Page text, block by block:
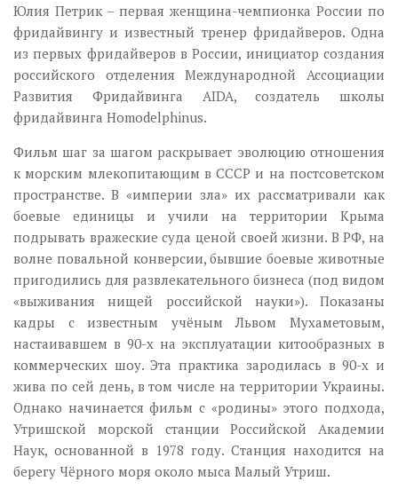
Юлия Петрик – первая женщина-чемпионка России по
фридайвингу и известный тренер фридайверов. Одна
из первых фридайверов в России, инициатор создания
российского отделения Международной Ассоциации
Развития Фридайвинга AIDA, создатель школы
фридайвинга Homodelphinus.
Фильм шаг за шагом раскрывает эволюцию отношения
к морским млекопитающим в СССР и на постсоветском
пространстве. В «империи зла» их рассматривали как
боевые единицы и учили на территории Крыма
подрывать вражеские суда ценой своей жизни. В РФ, на
волне повальной конверсии, бывшие боевые животные
пригодились для развлекательного бизнеса (под видом
«выживания нищей российской науки»). Показаны
кадры с известным учёным Львом Мухаметовым,
настаивавшем в 90-х на эксплуатации китообразных в
коммерческих шоу. Эта практика зародилась в 90-х и
жива по сей день, в том числе на территории Украины.
Однако начинается фильм с «родины» этого подхода,
Утришской морской станции Российской Академии
Наук, основанной в 1978 году. Станция находится на
берегу Чёрного моря около мыса Малый Утриш.